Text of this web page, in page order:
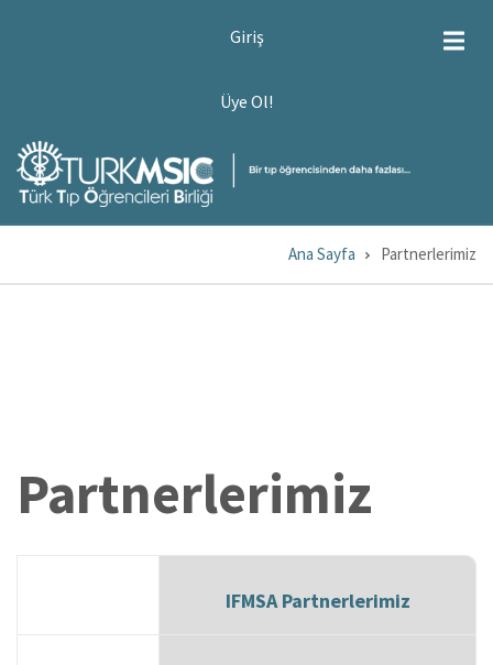
Giriş
Üye Ol!
Ana Sayfa Partnerlerimiz
Partnerlerimiz
IFMSA Partnerlerimiz